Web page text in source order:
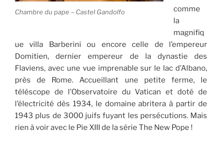
Chambre du pape – Castel Gandolfo
comme
la
magnifiq
ue villa Barberini ou encore celle de l’empereur
Domitien, dernier empereur de la dynastie des
Flaviens, avec une vue imprenable sur le lac d’Albano,
près de Rome. Accueillant une petite ferme, le
téléscope de l’Observatoire du Vatican et doté de
l’électricité dès 1934, le domaine abritera à partir de
1943 plus de 3000 juifs fuyant les persécutions. Mais
rien à voir avec le Pie XIII de la série The New Pope !